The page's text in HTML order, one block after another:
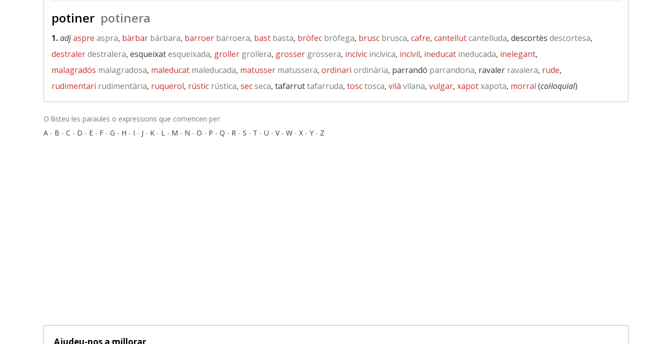
potiner potinera
1.adjaspre aspra, bàrbar bàrbara, barroer barroera, bast basta, bròfec bròfega, brusc brusca, cafre, cantellutcantelluda, descortès descortesa,
destralerdestralera, esqueixatesqueixada, groller grollera, grosser grossera, incívic incívica, incivil, ineducat ineducada, inelegant,
malagradós malagradosa, maleducat maleducada, matusser matussera, ordinari ordinària, parrandó parrandona, ravaler ravalera, rude,
rudimentari rudimentària, ruquerol, rústic rústica, secseca, tafarruttafarruda, tosctosca, vilà vilana, vulgar, xapotxapota, morral (col·loquial)
O llisteu les paraules o expressions que comencen per:
A - B - C - D - E - F - G - H - I - J - K - L - M - N - O - P - Q - R - S - T - U - V- W - X - Y - Z